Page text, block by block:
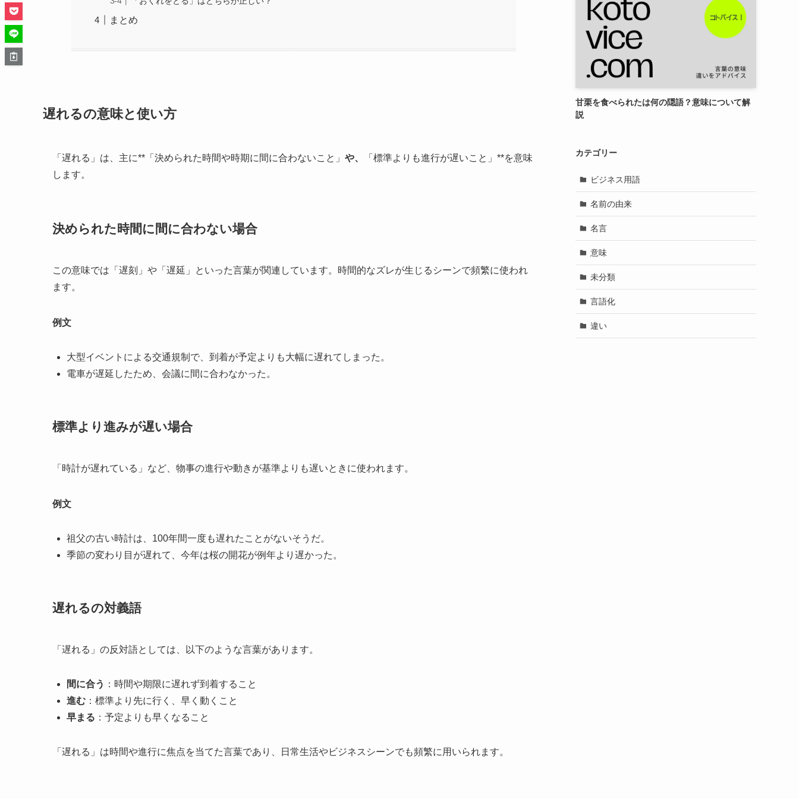
まとめ
遅れるの意味と使い方
「遅れる」は、主に**「決められた時間や時期に間に合わないこと」 や、
「標準よりも進行が遅いこと」**を意味
します。
決められた時間に間に合わない場合
この意味では「遅刻」や「遅延」といった言葉が関連しています。時間的なズレが生じるシーンで頻繁に使われ
ます。
例文
大型イベントによる交通規制で、到着が予定よりも大幅に遅れてしまった。
電車が遅延したため、会議に間に合わなかった。
標準より進みが遅い場合
「時計が遅れている」など、物事の進行や動きが基準よりも遅いときに使われます。
例文
祖父の古い時計は、100年間一度も遅れたことがないそうだ。
季節の変わり目が遅れて、今年は桜の開花が例年より遅かった。
遅れるの対義語
「遅れる」の反対語としては、以下のような言葉があります。
間に合う ：時間や期限に遅れず到着すること
進む ：標準より先に行く、早く動くこと
早まる ：予定よりも早くなること
「遅れる」は時間や進行に焦点を当てた言葉であり、日常生活やビジネスシーンでも頻繁に用いられます。
甘栗を食べられたは何の隠語？意味について解
説
カテゴリー
ビジネス用語
名前の由来
名言
意味
未分類
言語化
違い